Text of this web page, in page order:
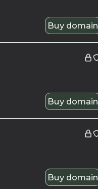
Buy domain
Buy domain
Buy domain